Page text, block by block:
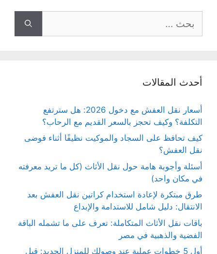
عن:
أحدث المقالات
أسعار نقل العفش مع دخول 2026: هل سترتفع
التكلفة؟ وكيف تحجز بالسعر القديم مع الرحاب؟
كيف تحافظ على السجاد والموكيت نظيفًا أثناء فوضى
نقل العفش؟
أسئلة وأجوبة هامة حول نقل الأثاث (كل ما تريد معرفته
في مكان واحد)
طرق مبتكرة لإعادة استخدام كراتين نقل العفش بعد
الانتقال: دليل شامل للاستدامة والإبداع
باقات نقل الأثاث المتكاملة: تعرف على ما تشمله الباقة
الفضية والذهبية في مصر
أول 5 خطوات عملية عند وصولك للمنزل الجديد: قبل